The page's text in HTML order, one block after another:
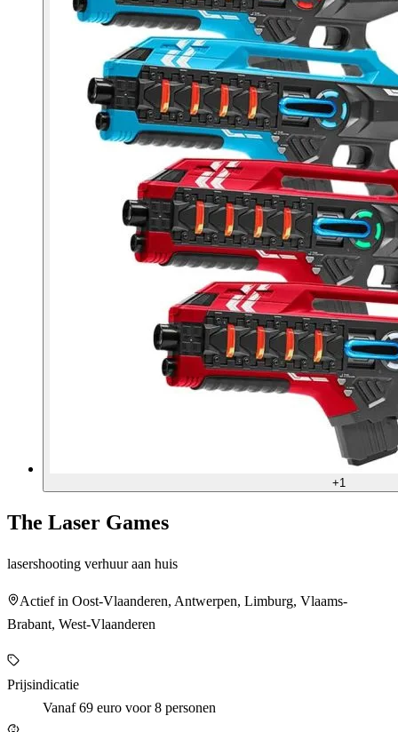
+1
The Laser Games
lasershooting verhuur aan huis
Actief in Oost-Vlaanderen, Antwerpen, Limburg, Vlaams-
Brabant, West-Vlaanderen
Prijsindicatie
Vanaf 69 euro voor 8 personen